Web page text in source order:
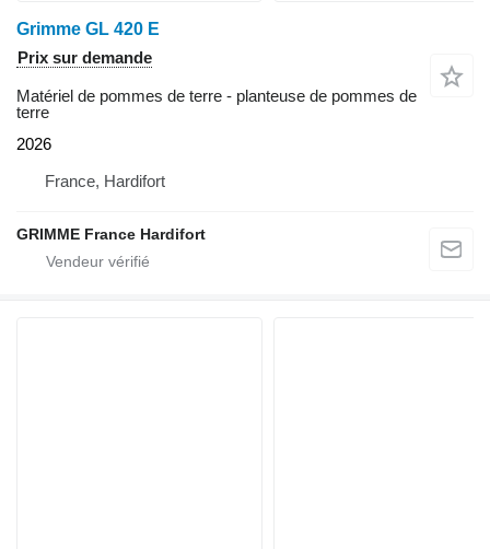
Grimme GL 420 E
Prix sur demande
Matériel de pommes de terre - planteuse de pommes de
terre
2026
France, Hardifort
GRIMME France Hardifort